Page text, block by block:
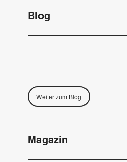
Blog
Weiter zum Blog
Magazin